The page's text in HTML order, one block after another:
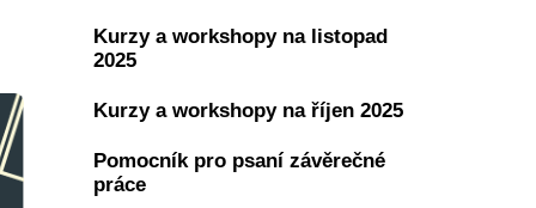
Kurzy a workshopy na listopad
2025
Kurzy a workshopy na říjen 2025
Pomocník pro psaní závěrečné
práce